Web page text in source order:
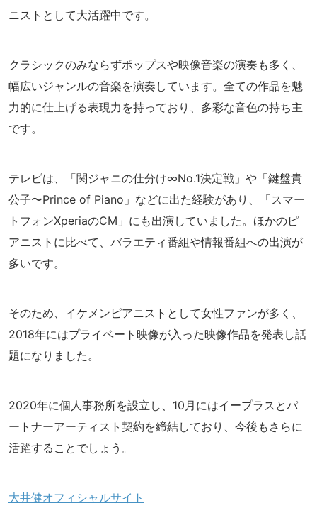
ニストとして大活躍中です。
クラシックのみならずポップスや映像音楽の演奏も多く、
幅広いジャンルの音楽を演奏しています。全ての作品を魅
力的に仕上げる表現力を持っており、多彩な音色の持ち主
です。
テレビは、「関ジャニの仕分け∞No.1決定戦」や「鍵盤貴
公子〜Prince of Piano」などに出た経験があり、「スマー
トフォンXperiaのCM」にも出演していました。ほかのピ
アニストに比べて、バラエティ番組や情報番組への出演が
多いです。
そのため、イケメンピアニストとして女性ファンが多く、
2018年にはプライベート映像が入った映像作品を発表し話
題になりました。
2020年に個人事務所を設立し、10月にはイープラスとパ
ートナーアーティスト契約を締結しており、今後もさらに
活躍することでしょう。
大井健オフィシャルサイト